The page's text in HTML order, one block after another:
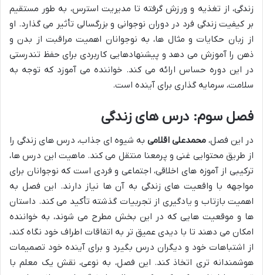
زندگی، از تغذیه و ورزش گرفته تا مدیریت استرس، به طور مستقیم
بر کیفیت زندگی فرد در دوران نوجوانی و بزرگسالی تأثیر می گذارد. او
از زبان حکایات و مثال ها، به نوجوانان اهمیت مراقبت از بدن و
ذهن را آموزش می دهد و پیشنهادهایی کاربردی برای حفظ تندرستی
در این دوره حساس ارائه می کند. خواننده می آموزد که توجه به
سلامت، سرمایه گذاری برای آینده است.
فصل سوم: درس های زندگی
در این فصل، محمدعلی اقلامی به شیوه ای جذاب، درس های زندگی را
از طریق محتوایی غنی و پرمعنا منتقل می کند. ماهیت این درس ها،
ترکیبی از آموزه های اخلاقی، اجتماعی و فردی است که نوجوانان برای
مواجهه با واقعیت های زندگی به آن ها نیاز دارند. این فصل به
اهمیت بازتاب و یادگیری از تجربیات گذشته تأکید می کند. داستان
ها و موقعیت هایی که در این بخش مطرح می شوند، به خواننده
امکان می دهند تا با دیدی عمیق تر به اتفاقات اطراف خود نگاه کند،
از اشتباهات خود و دیگران درس بگیرد و برای آینده خود تصمیمات
هوشمندانه تری اتخاذ کند. این فصل، به نوعی، نقش یک معلم با